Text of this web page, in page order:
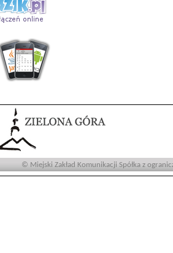
© Miejski Zakład Komunikacji Spółka z